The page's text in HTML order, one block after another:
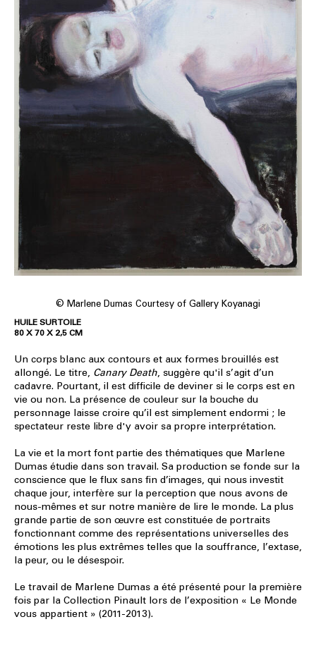
© Marlene Dumas Courtesy of Gallery Koyanagi
HUILE SUR TOILE
80 X 70 X 2,5 CM
Un corps blanc aux contours et aux formes brouillés est
allongé. Le titre, Canary Death, suggère qu'il s’agit d’un
cadavre. Pourtant, il est difficile de deviner si le corps est en
vie ou non. La présence de couleur sur la bouche du
personnage laisse croire qu’il est simplement endormi ; le
spectateur reste libre d'y avoir sa propre interprétation.
La vie et la mort font partie des thématiques que Marlene
Dumas étudie dans son travail. Sa production se fonde sur la
conscience que le flux sans fin d’images, qui nous investit
chaque jour, interfère sur la perception que nous avons de
nous-mêmes et sur notre manière de lire le monde. La plus
grande partie de son œuvre est constituée de portraits
fonctionnant comme des représentations universelles des
émotions les plus extrêmes telles que la souffrance, l’extase,
la peur, ou le désespoir.
Le travail de Marlene Dumas a été présenté pour la première
fois par la Collection Pinault lors de l’exposition « Le Monde
vous appartient » (2011-2013).